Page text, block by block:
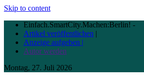
Skip to content
Einfach.SmartCity.Machen:Berlin! -
Artikel veröffentlichen |
Anzeige aufgeben |
Autor werden
Montag, 27. Juli 2026